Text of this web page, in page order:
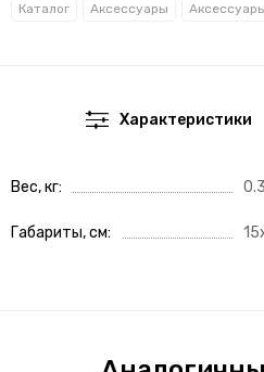
Каталог Аксессуары
Характеристики
Вес, кг 0.3
Габариты, см